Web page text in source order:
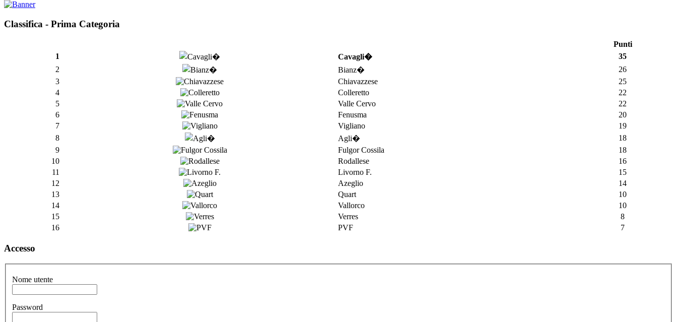
Classifica - Prima Categoria
Punti
1
Cavagli�
35
2
Bianz�
26
3
Chiavazzese
25
4
Colleretto
22
5
Valle Cervo
22
6
Fenusma
20
7
Vigliano
19
8
Agli�
18
9
Fulgor Cossila
18
10
Rodallese
16
11
Livorno F.
15
12
Azeglio
14
13
Quart
10
14
Vallorco
10
15
Verres
8
16
PVF 7
Accesso
Nome utente
Password